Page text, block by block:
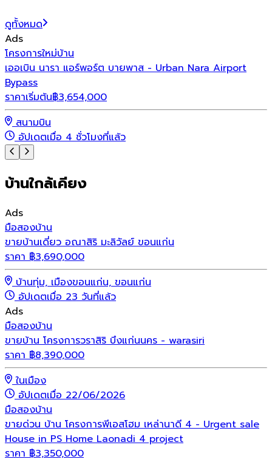
ดูทั้งหมด
Ads
โครงการใหม่บ้าน
เออเบิน นารา แอร์พอร์ต บายพาส - Urban Nara Airport
Bypass
ราคาเริ่มต้น฿3,654,000
สนามบิน
อัปเดตเมื่อ 4 ชั่วโมงที่แล้ว
บ้านใกล้เคียง
Ads
มือสองบ้าน
ขายบ้านเดี่ยว อณาสิริ มะลิวัลย์ ขอนแก่น
ราคา ฿3,690,000
บ้านทุ่ม, เมืองขอนแก่น, ขอนแก่น
อัปเดตเมื่อ 23 วันที่แล้ว
Ads
มือสองบ้าน
ขายบ้าน โครงการวราสิริ บึงแก่นนคร - warasiri
ราคา ฿8,390,000
ในเมือง
อัปเดตเมื่อ 22/06/2026
มือสองบ้าน
ขายด่วน บ้าน โครงการพีเอสโฮม เหล่านาดี 4 - Urgent sale
House in PS Home Laonadi 4 project
ราคา ฿3,350,000